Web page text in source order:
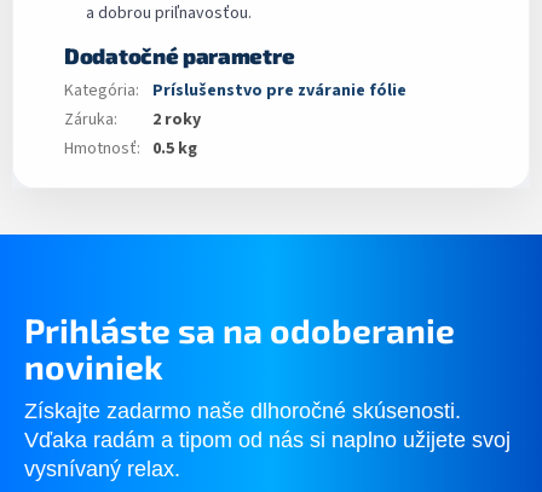
a dobrou priľnavosťou.
Dodatočné parametre
Kategória:
Príslušenstvo pre zváranie fólie
Záruka:
2 roky
Hmotnosť: 0.5 kg
Prihláste sa na odoberanie
noviniek
Získajte zadarmo naše dlhoročné skúsenosti.
Vďaka radám a tipom od nás si naplno užijete svoj
vysnívaný relax.